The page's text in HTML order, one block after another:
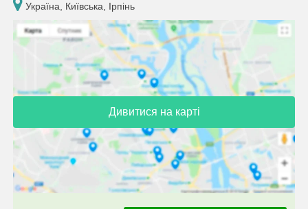
Україна, Київська, Ірпінь
Дивитися на карті